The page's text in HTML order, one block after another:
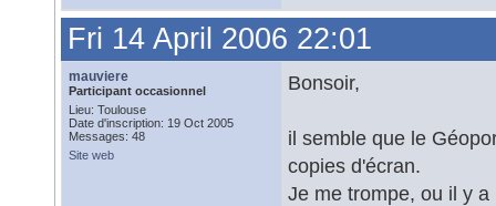
Fri 14 April 2006 22:01
mauviere
Participant occasionnel
Lieu: Toulouse
Date d'inscription: 19 Oct 2005
Messages: 48
Site web
Bonsoir,
il semble que le
copies d'écran.
Je me trompe, ou il y